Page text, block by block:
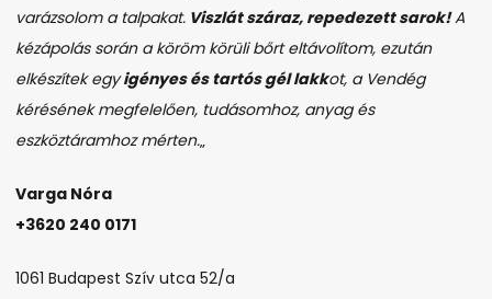
varázsolom a talpakat. Viszlát száraz, repedezett sarok! A
kézápolás során a köröm körüli bőrt eltávolítom, ezután
elkészítek egyigényes és tartós gél lakkot, a Vendég
kérésének megfelelően, tudásomhoz, anyag és
eszköztáramhoz mérten.„
Varga Nóra
+3620 240 0171
1061 Budapest Szív utca 52/a